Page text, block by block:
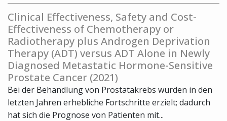
Clinical Effectiveness, Safety and Cost-
Effectiveness of Chemotherapy or
Radiotherapy plus Androgen Deprivation
Therapy (ADT) versus ADT Alone in Newly
Diagnosed Metastatic Hormone-Sensitive
Prostate Cancer (2021)
Bei der Behandlung von Prostatakrebs wurden in den
letzten Jahren erhebliche Fortschritte erzielt; dadurch
hat sich die Prognose von Patienten mit...